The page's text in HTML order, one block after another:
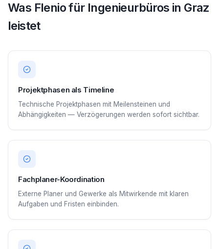
Was Flenio für Ingenieurbüros in Graz
leistet
Projektphasen als Timeline
Technische Projektphasen mit Meilensteinen und
Abhängigkeiten — Verzögerungen werden sofort sichtbar.
Fachplaner-Koordination
Externe Planer und Gewerke als Mitwirkende mit klaren
Aufgaben und Fristen einbinden.